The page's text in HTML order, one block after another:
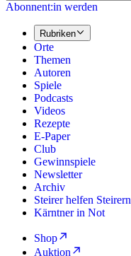
Abonnent:in werden
Rubriken
Orte
Themen
Autoren
Spiele
Podcasts
Videos
Rezepte
E-Paper
Club
Gewinnspiele
Newsletter
Archiv
Steirer helfen Steirern
Kärntner in Not
Shop
Auktion